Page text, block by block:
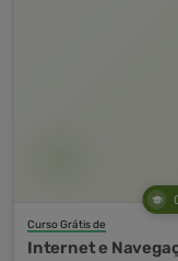
Curso Grátis de
Internet e